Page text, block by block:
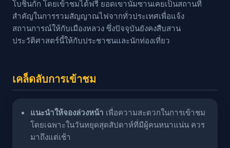
โบชินกัก โดยเข้าชมได้ฟรี ยอดเขานัมซานเคยเป็นสถานที่
สำคัญในการรวมสัญญาณไฟจากทั่วประเทศเพื่อแจ้ง
สถานการณ์ให้กับเมืองหลวง ซึ่งปัจจุบันยังคงสืบสาน
ประวัติศาสตร์นี้ให้กับประชาชนและนักท่องเที่ยว
เคล็ดลับการเข้าชม
แนะนำให้จองล่วงหน้า เพื่อความสะดวกในการเข้าชม
โดยเฉพาะในวันหยุดสุดสัปดาห์ที่มีผู้คนหนาแน่น ควร
มาถึงแต่เช้า